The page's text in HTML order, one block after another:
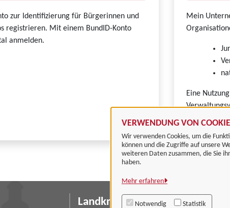
VERWENDUNG VON
Wir verwenden Cookies, um die
können und die Zugriffe auf unsere
weiteren Daten zusammen, die Sie
haben.
Mehr erfahren
Notwendig Statistik
zur Identifizierung für Bürgerinnen und
registrieren. Mit einem BundID-Konto
anmelden.
Mein
Eine
Landkreis Göttingen